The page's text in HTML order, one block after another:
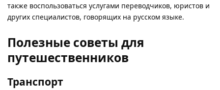
также воспользоваться услугами переводчиков, юристов и
других специалистов, говорящих на русском языке.
Полезные советы для
путешественников
Транспорт